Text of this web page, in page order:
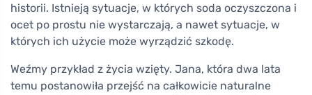
historii. Istnieją sytuacje, w których soda oczyszczona i
ocet po prostu nie wystarczają, a nawet sytuacje, w
których ich użycie może wyrządzić szkodę.
Weźmy przykład z życia wzięty. Jana, która dwa lata
temu postanowiła przejść na całkowicie naturalne